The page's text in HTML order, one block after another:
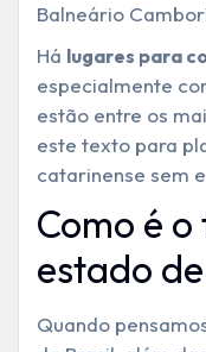
Balneário
Há lugares para
especialmente
estão entre os
este texto para
catarinense sem
Como é
estado
Quando